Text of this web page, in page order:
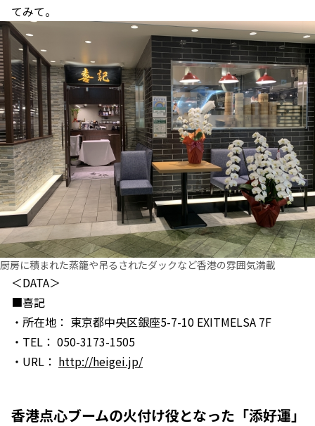
てみて。
厨房に積まれた蒸籠や吊るされたダックなど香港の雰囲気満載
＜DATA＞
■喜記
・所在地： 東京都中央区銀座5-7-10 EXITMELSA 7F
・TEL： 050-3173-1505
・URL： http://heigei.jp/
香港点心ブームの火付け役となった「添好運」